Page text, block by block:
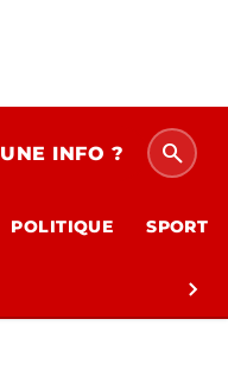
UNE INFO ? search
POLITIQUE SPORT
chevron_right